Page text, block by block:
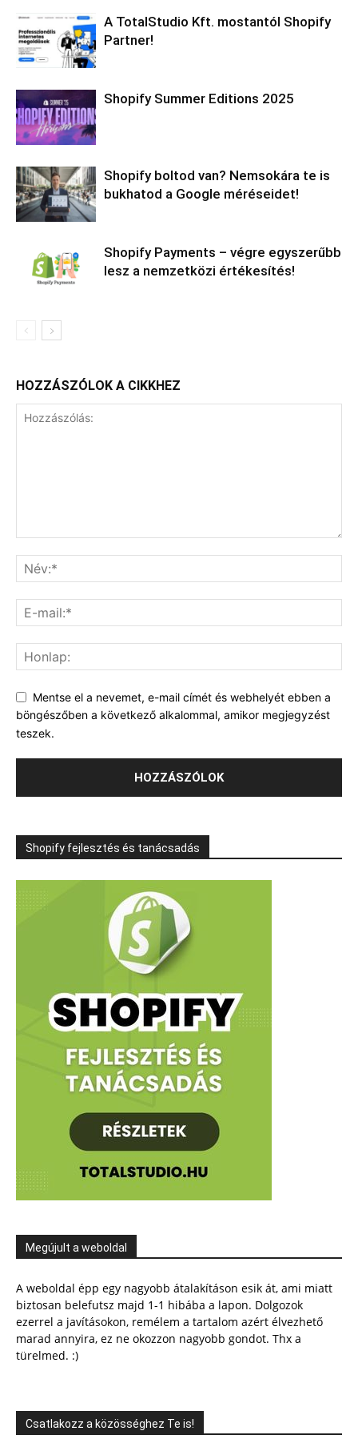
A TotalStudio Kft. mostantól Shopify
Partner!
Shopify Summer Editions 2025
Shopify boltod van? Nemsokára te is
bukhatod a Google méréseidet!
Shopify Payments – végre egyszerűbb
lesz a nemzetközi értékesítés!
HOZZÁSZÓLOK A CIKKHEZ
Mentse el a nevemet, e-mail címét és webhelyét ebben a
böngészőben a következő alkalommal, amikor megjegyzést
teszek.
Shopify fejlesztés és tanácsadás
Megújult a weboldal
A weboldal épp egy nagyobb átalakításon esik át, ami miatt
biztosan belefutsz majd 1-1 hibába a lapon. Dolgozok
ezerrel a javításokon, remélem a tartalom azért élvezhető
marad annyira, ez ne okozzon nagyobb gondot. Thx a
türelmed. :)
Csatlakozz a közösséghez Te is!